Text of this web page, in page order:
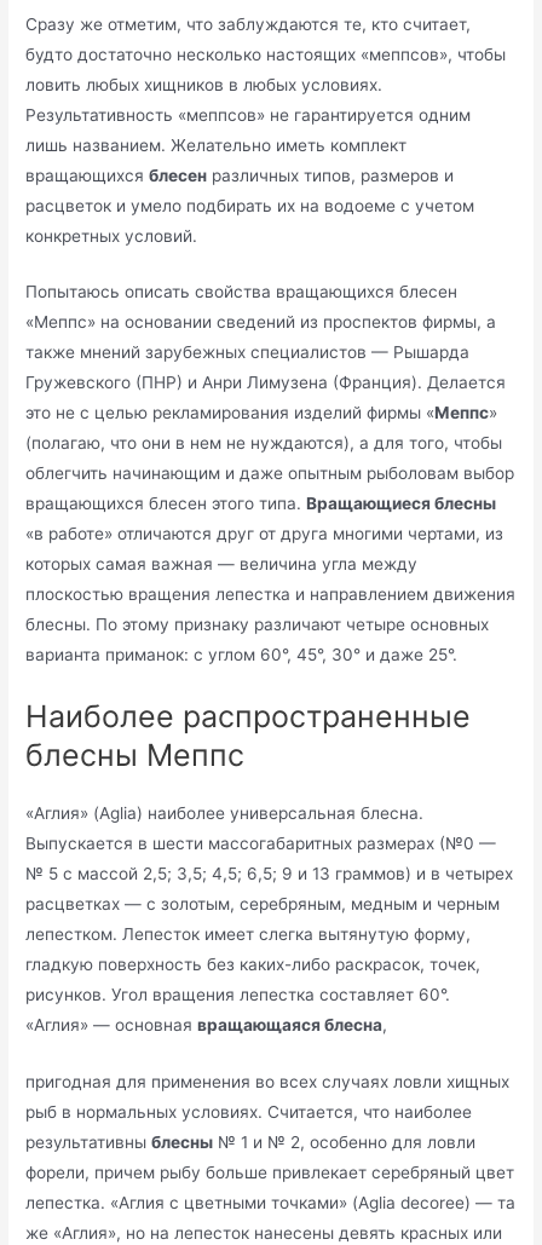
Сразу же отметим, что заблуждаются те, кто считает,
будто достаточно несколько настоящих «меппсов», чтобы
ловить любых хищников в любых условиях.
Результативность «меппсов» не гарантируется одним
лишь названием. Желательно иметь комплект
вращающихсяблесен различных типов, размеров и
расцветок и умело подбирать их на водоеме с учетом
конкретных условий.
Попытаюсь описать свойства вращающихся блесен
«Меппс» на основании сведений из проспектов фирмы, а
также мнений зарубежных специалистов — Рышарда
Гружевского (ПНР) и Анри Лимузена (Франция). Делается
это не с целью рекламирования изделий фирмы «Меппс»
(полагаю, что они в нем не нуждаются), а для того, чтобы
облегчить начинающим и даже опытным рыболовам выбор
вращающихся блесен этого типа.Вращающиеся блесны
«в работе» отличаются друг от друга многими чертами, из
которых самая важная — величина угла между
плоскостью вращения лепестка и направлением движения
блесны. По этому признаку различают четыре основных
варианта приманок: с углом 60°, 45°, 30° и даже 25°.
Наиболее распространенные
блесны Меппс
«Аглия» (Aglia) наиболее универсальная блесна.
Выпускается в шести массогабаритных размерах (№0 —
№ 5 с массой 2,5; 3,5; 4,5; 6,5; 9 и 13 граммов) и в четырех
расцветках — с золотым, серебряным, медным и черным
лепестком. Лепесток имеет слегка вытянутую форму,
гладкую поверхность без каких-либо раскрасок, точек,
рисунков. Угол вращения лепестка составляет 60°.
«Аглия» — основнаявращающаяся блесна,
пригодная для применения во всех случаях ловли хищных
рыб в нормальных условиях. Считается, что наиболее
результативныблесны № 1 и № 2, особенно для ловли
форели, причем рыбу больше привлекает серебряный цвет
лепестка. «Аглия с цветными точками» (Aglia decoree) — та
же «Аглия», но на лепесток нанесены девять красных или